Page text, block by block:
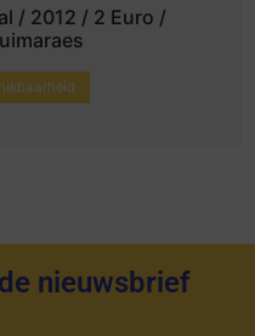
/ 2012 / 2 Euro /
nieuwsbrief